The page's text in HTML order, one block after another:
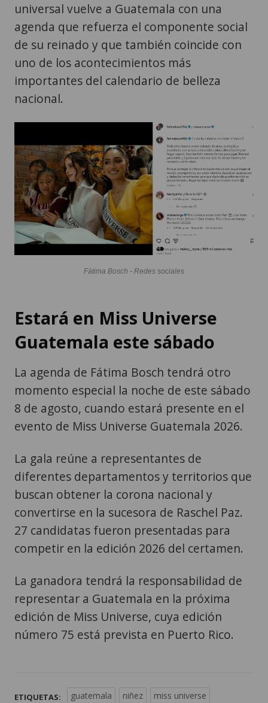
universal vuelve a Guatemala con una
agenda que refuerza el componente social
de su reinado y que también coincide con
uno de los acontecimientos más
importantes del calendario de belleza
nacional.
Fátima Bosch - Redes sociales
Estará en Miss Universe
Guatemala este sábado
La agenda de Fátima Bosch tendrá otro
momento especial la noche de este sábado
8 de agosto, cuando estará presente en el
evento de Miss Universe Guatemala 2026.
La gala reúne a representantes de
diferentes departamentos y territorios que
buscan obtener la corona nacional y
convertirse en la sucesora de Raschel Paz.
27 candidatas fueron presentadas para
competir en la edición 2026 del certamen.
La ganadora tendrá la responsabilidad de
representar a Guatemala en la próxima
edición de Miss Universe, cuya edición
número 75 está prevista en Puerto Rico.
ETIQUETAS: guatemala niñez
miss universe